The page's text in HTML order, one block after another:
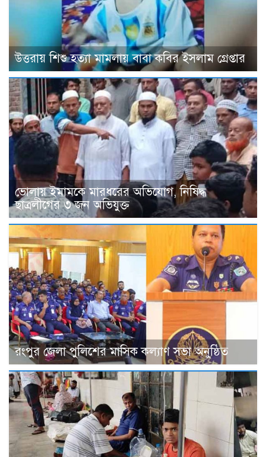
উত্তরায় শিশু হত্যা মামলায় বাবা কবির ইসলাম গ্রেপ্তার
ভোলায় ইমামকে মারধরের অভিযোগ, নিষিদ্ধ
ছাত্রলীগের ৩ জন অভিযুক্ত
রংপুর জেলা পুলিশের মাসিক কল্যাণ সভা অনুষ্ঠিত